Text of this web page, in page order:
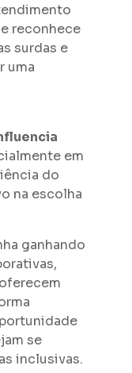
reconhece
surdas e
uma
em
do
na escolha
ganhando
se
inclusivas.